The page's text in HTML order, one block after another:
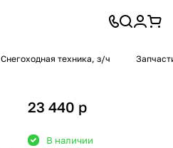
Снегоходная техника, з/ч
23 440 p
В наличии